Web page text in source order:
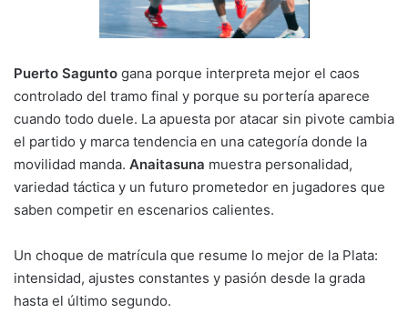
Puerto Sagunto gana porque interpreta mejor el caos
controlado del tramo final y porque su portería aparece
cuando todo duele. La apuesta por atacar sin pivote cambia
el partido y marca tendencia en una categoría donde la
movilidad manda. Anaitasuna muestra personalidad,
variedad táctica y un futuro prometedor en jugadores que
saben competir en escenarios calientes.
Un choque de matrícula que resume lo mejor de la Plata:
intensidad, ajustes constantes y pasión desde la grada
hasta el último segundo.